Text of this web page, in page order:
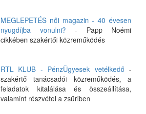
MEGLEPETÉS női magazin - 40 évesen
nyugdíjba vonulni? - Papp Noémi
cikkében szakértői közreműködés
RTL KLUB - PénzÜgyesek vetélkedő -
szakértő tanácsadói közreműködés, a
feladatok kitalálása és összeállítása,
valamint részvétel a zsűriben